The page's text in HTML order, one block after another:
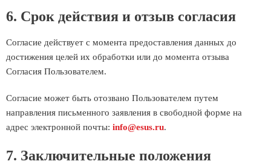
6. Срок действия и отзыв согласия
Согласие действует с момента предоставления данных до
достижения целей их обработки или до момента отзыва
Согласия Пользователем.
Согласие может быть отозвано Пользователем путем
направления письменного заявления в свободной форме на
адрес электронной почты: info@esus.ru.
7. Заключительные положения